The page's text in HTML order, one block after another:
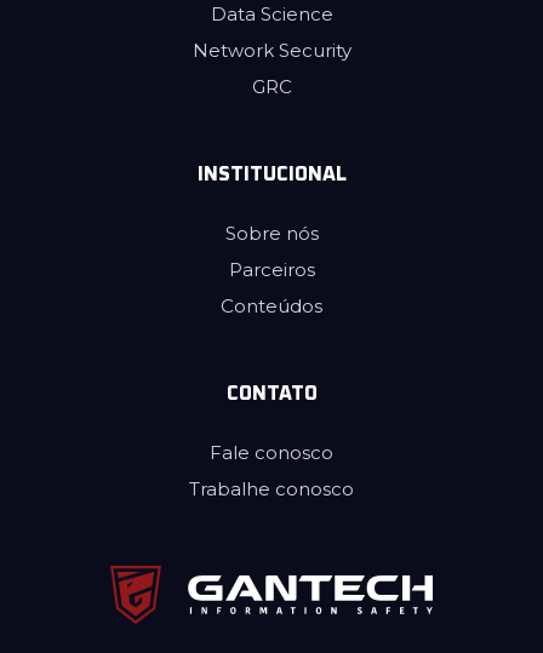
Data Science
Network Security
GRC
INSTITUCIONAL
Sobre nós
Parceiros
Conteúdos
CONTATO
Fale conosco
Trabalhe conosco